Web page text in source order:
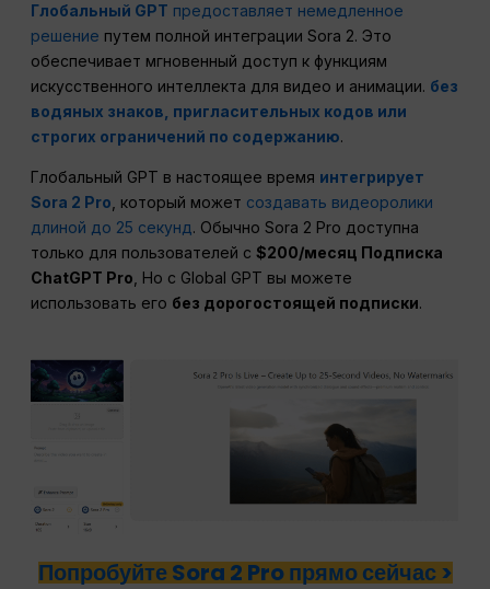
Глобальный GPT предоставляет немедленное
решение путем полной интеграции Sora 2. Это
обеспечивает мгновенный доступ к функциям
искусственного интеллекта для видео и анимации. без
водяных знаков, пригласительных кодов или
строгих ограничений по содержанию.
Глобальный GPT в настоящее время интегрирует
Sora 2 Pro, который может создавать видеоролики
длиной до 25 секунд. Обычно Sora 2 Pro доступна
только для пользователей с$200/месяц Подписка
ChatGPT Pro, Но с Global GPT вы можете
использовать его без дорогостоящей подписки.
Попробуйте Sora 2 Pro прямо сейчас >